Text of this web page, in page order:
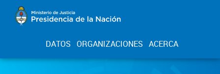
DATOS ORGANIZACIONES ACERCA